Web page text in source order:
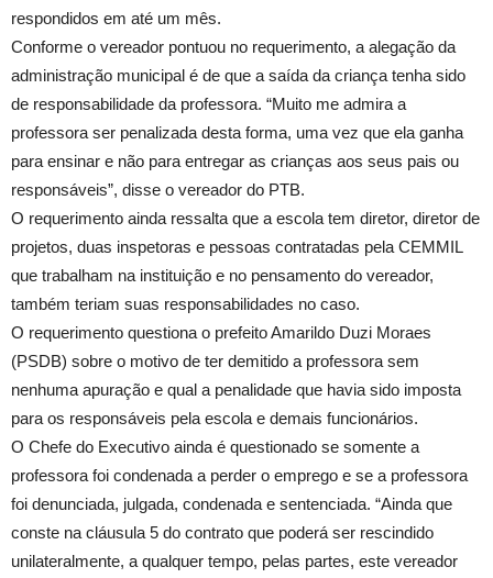
respondidos em até um mês.
Conforme o vereador pontuou no requerimento, a alegação da
administração municipal é de que a saída da criança tenha sido
de responsabilidade da professora. “Muito me admira a
professora ser penalizada desta forma, uma vez que ela ganha
para ensinar e não para entregar as crianças aos seus pais ou
responsáveis”, disse o vereador do PTB.
O requerimento ainda ressalta que a escola tem diretor, diretor de
projetos, duas inspetoras e pessoas contratadas pela CEMMIL
que trabalham na instituição e no pensamento do vereador,
também teriam suas responsabilidades no caso.
O requerimento questiona o prefeito Amarildo Duzi Moraes
(PSDB) sobre o motivo de ter demitido a professora sem
nenhuma apuração e qual a penalidade que havia sido imposta
para os responsáveis pela escola e demais funcionários.
O Chefe do Executivo ainda é questionado se somente a
professora foi condenada a perder o emprego e se a professora
foi denunciada, julgada, condenada e sentenciada. “Ainda que
conste na cláusula 5 do contrato que poderá ser rescindido
unilateralmente, a qualquer tempo, pelas partes, este vereador